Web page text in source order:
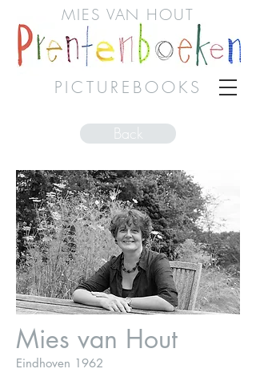
PICTUREBOOKS
MIES VAN HOUT
Back
Mies van Hout
Eindhoven 1962